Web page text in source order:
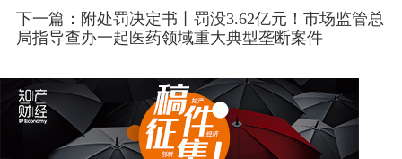
下一篇：附处罚决定书丨罚没3.62亿元！市场监管总
局指导查办一起医药领域重大典型垄断案件